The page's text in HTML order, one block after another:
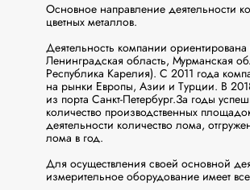
Основное направление деятельности
цветных металлов.
Деятельность компании
Ленинградская область, Мурманская
Республика Карелия). С 2011 года
на рынки Европы, Азии и Турции. В
из порта Санкт-Петербург.За годы
количество производственных
деятельности количество лома,
лома в год.
Для осуществления своей основной
измерительное оборудование имеет